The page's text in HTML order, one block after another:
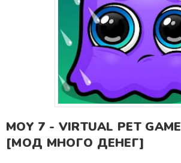
MOY 7 - VIRTUAL PET GAME
[МОД МНОГО ДЕНЕГ]